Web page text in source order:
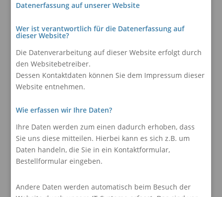
Datenerfassung auf unserer Website
Wer ist verantwortlich für die Datenerfassung auf
dieser Website?
Die Datenverarbeitung auf dieser Website erfolgt durch
den Websitebetreiber.
Dessen Kontaktdaten können Sie dem Impressum dieser
Website entnehmen.
Wie erfassen wir Ihre Daten?
Ihre Daten werden zum einen dadurch erhoben, dass
Sie uns diese mitteilen. Hierbei kann es sich z.B. um
Daten handeln, die Sie in ein Kontaktformular,
Bestellformular eingeben.
Andere Daten werden automatisch beim Besuch der